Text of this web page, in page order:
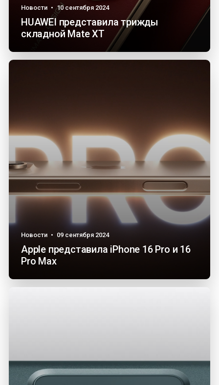
Новости • 10 сентября 2024
HUAWEI представила трижды
складной Mate XT
Новости • 09 сентября 2024
Apple представила iPhone 16 Pro и 16
Pro Max